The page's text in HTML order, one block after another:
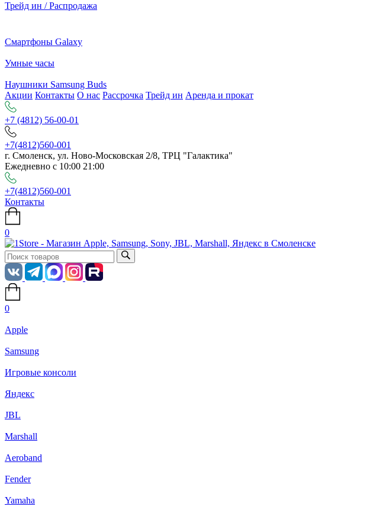
Трейд ин / Распродажа
Смартфоны Galaxy
Умные часы
Наушники Samsung Buds
Акции Контакты О нас Рассрочка Трейд ин Аренда и прокат
+7 (4812) 56-00-01
+7(4812)560-001
г. Смоленск, ул. Ново-Московская 2/8, ТРЦ "Галактика"
Ежедневно с 10:00 21:00
+7(4812)560-001
Контакты
0
0
Apple
Samsung
Игровые консоли
Яндекс
JBL
Marshall
Aeroband
Fender
Yamaha